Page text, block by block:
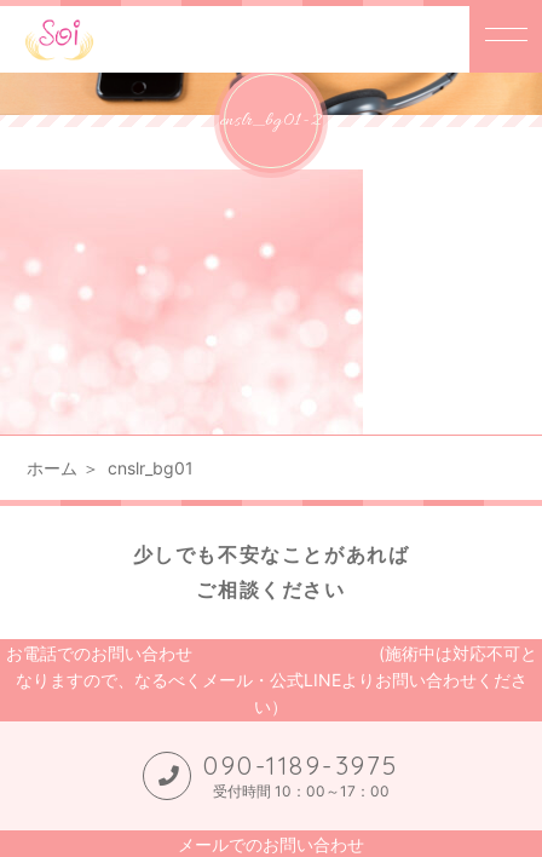
cnslr_bg01-2
ホーム cnslr_bg01
少しでも不安なことがあれば
ご相談ください
お電話でのお問い合わせ (施術中は対応不可と
なりますので、なるべくメール・公式LINEよりお問い合わせくださ
い）
090-1189-3975
受付時間 10：00～17：00
メールでのお問い合わせ